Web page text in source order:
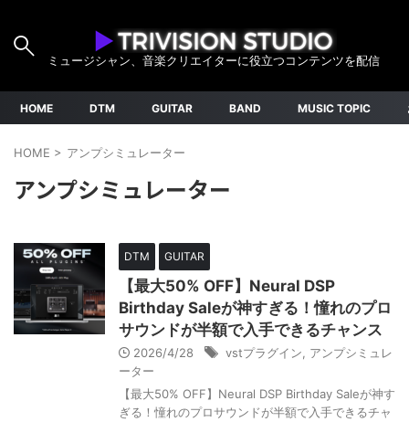
ミュージシャン、音楽クリエイターに役立つコンテンツを配信
HOME DTM GUITAR BAND MUSIC TOPIC
HOME > アンプシミュレーター
アンプシミュレーター
DTM GUITAR
【最大50% OFF】Neural DSP
Birthday Saleが神すぎる！憧れのプロ
サウンドが半額で入手できるチャンス
2026/4/28 vstプラグイン
アンプシミュレ
ーター
【最大50% OFF】Neural DSP Birthday Saleが神す
ぎる！憧れのプロサウンドが半額で入手できるチャ